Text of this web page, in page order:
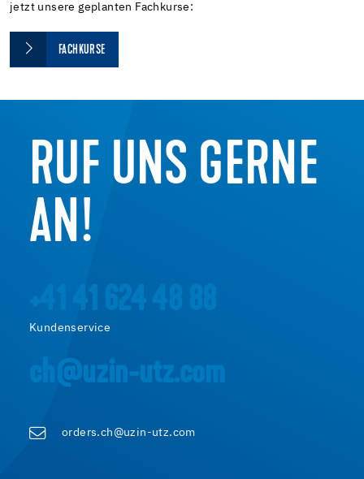
jetzt unsere geplanten Fachkurse:
FACHKURSE
RUF UNS GERNE
AN!
+41 41 624 48 88
Kundenservice
ch@uzin-utz.com
orders.ch@uzin-utz.com